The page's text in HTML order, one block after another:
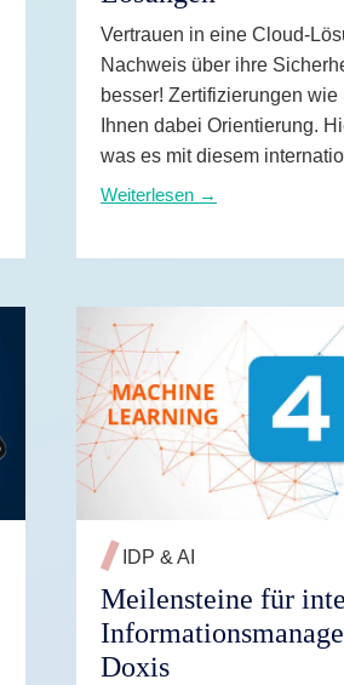
Vertrauen in eine Cloud-
Nachweis über ihre
besser! Zertifizierungen wie
Ihnen dabei Orientierung.
was es mit diesem
auf sich hat, wann Cloud-
Weiterlesen →
IDP & AI
Meilensteine für
Doxis